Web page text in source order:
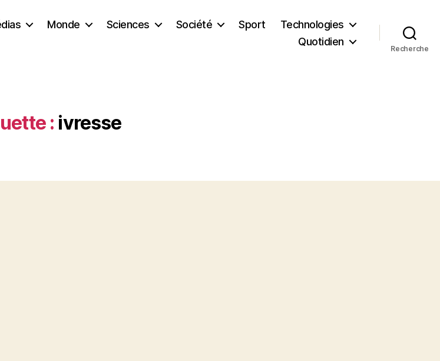
Monde Sciences Société Sport
Technologies
Quotidien
Recherche
: ivresse